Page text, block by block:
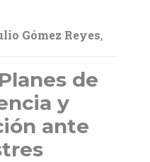
Gómez Reyes,
de
y
ante